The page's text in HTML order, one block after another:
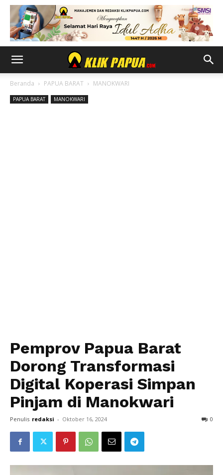
Beranda PAPUA BARAT MANOKWARI
PAPUA BARAT MANOKWARI
Pemprov Papua Barat
Dorong Transformasi
Digital Koperasi Simpan
Pinjam di Manokwari
Penulis redaksi - Oktober 16, 2024 0